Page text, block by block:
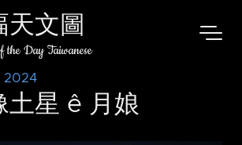
天文圖
the Day Taiwanese
2024
土星 ê 月娘